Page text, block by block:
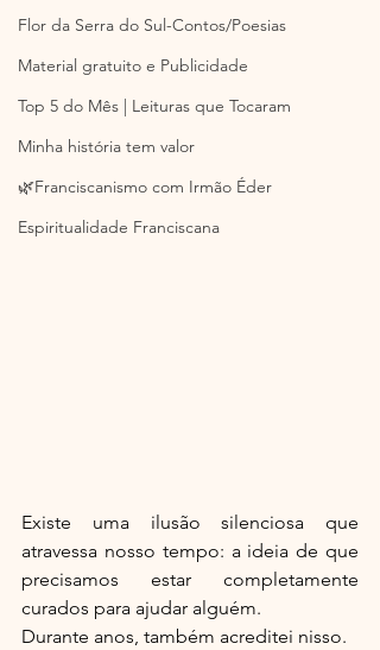
Flor da Serra do Sul-Contos/Poesias
Material gratuito e Publicidade
Top 5 do Mês | Leituras que Tocaram
Minha história tem valor
🌿Franciscanismo com Irmão Éder
Espiritualidade Franciscana
Existe uma ilusão silenciosa que
atravessa nosso tempo: a ideia de que
precisamos estar completamente
curados para ajudar alguém.
Durante anos, também acreditei nisso.